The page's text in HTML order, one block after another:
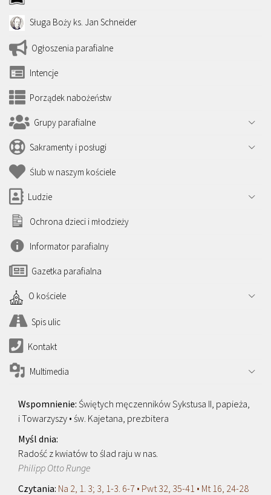
Sługa Boży ks. Jan Schneider
Ogłoszenia parafialne
Intencje
Porządek nabożeństw
Grupy parafialne
Sakramenty i posługi
Ślub w naszym kościele
Ludzie
Ochrona dzieci i młodzieży
Informator parafialny
Gazetka parafialna
O kościele
Spis ulic
Kontakt
Multimedia
Świętych męczenników Sykstusa II, papieża,
i Towarzyszy • św. Kajetana, prezbitera
Radość z kwiatów to ślad raju w nas.
Philipp Otto Runge
Na 2, 1. 3; 3, 1-3. 6-7 • Pwt 32, 35-41 • Mt 16, 24-28